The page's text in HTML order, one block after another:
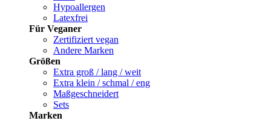
Hypoallergen
Latexfrei
Für Veganer
Zertifiziert vegan
Andere Marken
Größen
Extra groß / lang / weit
Extra klein / schmal / eng
Maßgeschneidert
Sets
Marken